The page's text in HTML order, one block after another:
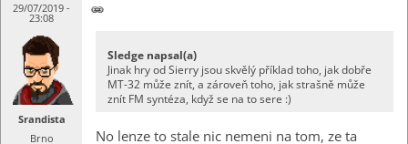
29/07/2019 -
23:08
Srandista
Brno
Sledge napsal(a)
Jinak hry od Sierry jsou skvělý příklad toho, jak dobře
MT-32 může znít, a zároveň toho, jak strašně může
znít FM syntéza, když se na to sere :)
No lenze to stale nic nemeni na tom, ze ta